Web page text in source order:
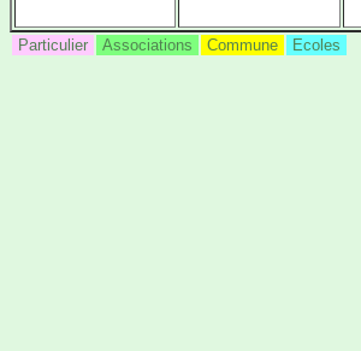
Particulier Associations Commune Ecoles